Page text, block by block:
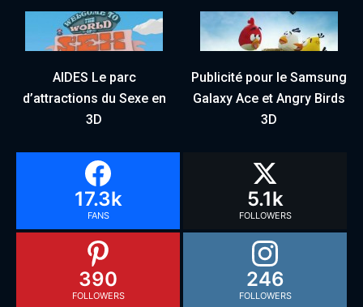
AIDES Le parc
d’attractions du Sexe en
3D
Publicité pour le Samsung
Galaxy Ace et Angry Birds
3D
17.3k
FANS
5.1k
FOLLOWERS
390
FOLLOWERS
246
FOLLOWERS